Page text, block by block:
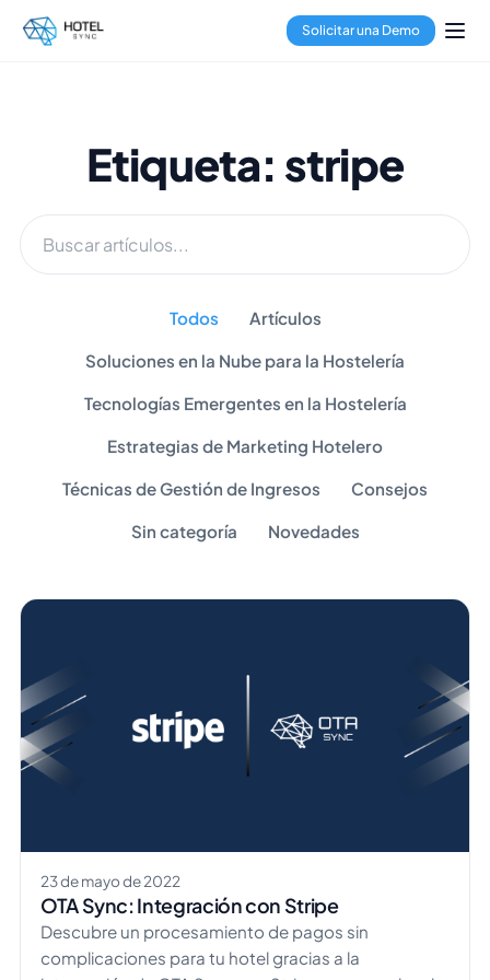
Solicitar una Demo
Etiqueta: stripe
Todos Artículos
Soluciones en la Nube para la Hostelería
Tecnologías Emergentes en la Hostelería
Estrategias de Marketing Hotelero
Técnicas de Gestión de Ingresos Consejos
Sin categoría Novedades
23 de mayo de 2022
OTA Sync: Integración con Stripe
Descubre un procesamiento de pagos sin
complicaciones para tu hotel gracias a la